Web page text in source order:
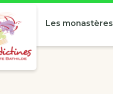
Les monastères